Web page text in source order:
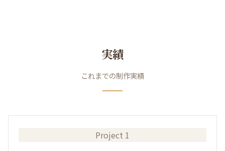
実績
これまでの制作実績
Project 1